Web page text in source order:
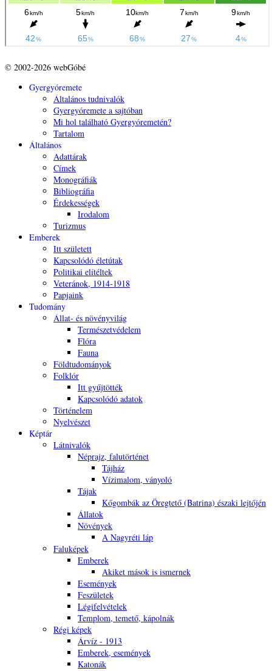
© 2002-2026 webGóbé
Gyergyóremete
Általános tudnivalók
Gyergyóremete a sajtóban
Mi hol található Gyergyóremetén?
Tartalom
Általános
Adattárak
Címek
Monográfiák
Bibliográfia
Érdekességek
Irodalom
Turizmus
Emberek
Itt született
Kapcsolódó életútak
Politikai elítéltek
Veteránok, 1914-1918
Papjaink
Tudomány
Állat- és növényvilág
Természetvédelem
Flóra
Fauna
Földtudományok
Folklór
Itt gyűjtötték
Kapcsolódó adatok
Történelem
Nyelvészet
Képtár
Látnivalók
Néprajz, falutörténet
Tájház
Vízimalom, ványoló
Tájak
Kőgombák az Öregtető (Batrina) északi lejtőjén
Állatok
Növények
A Nagyréti láp
Faluképek
Emberek
Akiket mások is ismernek
Események
Feszületek
Légifelvételek
Templom, temető, kápolnák
Régi képek
Árvíz - 1913
Emberek, események
Katonák